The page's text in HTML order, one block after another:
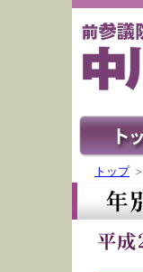
トップ＞